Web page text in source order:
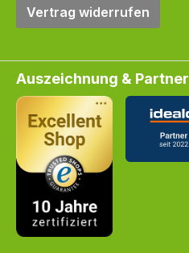
Vertrag widerrufen
Auszeichnung & Partner